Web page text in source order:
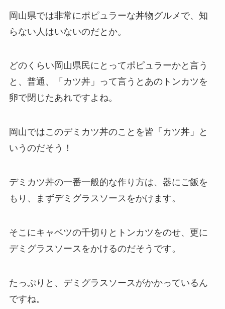
岡山県では非常にポピュラーな丼物グルメで、知
らない人はいないのだとか。
どのくらい岡山県民にとってポピュラーかと言う
と、普通、「カツ丼」って言うとあのトンカツを
卵で閉じたあれですよね。
岡山ではこのデミカツ丼のことを皆「カツ丼」と
いうのだそう！
デミカツ丼の一番一般的な作り方は、器にご飯を
もり、まずデミグラスソースをかけます。
そこにキャベツの千切りとトンカツをのせ、更に
デミグラスソースをかけるのだそうです。
たっぷりと、デミグラスソースがかかっているん
ですね。